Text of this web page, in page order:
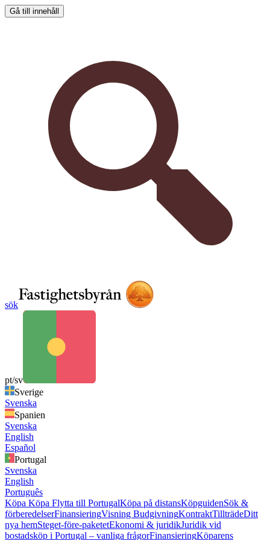
Gå till innehåll
sök
pt/sv
Sverige
Svenska
Spanien
Svenska
English
Español
Portugal
Svenska
English
Português
Köpa Köpa Flytta till PortugalKöpa på distansKöpguidenSök &
förberedelserFinansieringVisning BudgivningKontraktTillträdeDitt
nya hemSteget-före-paketetEkonomi & juridikJuridik vid
bostadsköp i Portugal – vanliga frågorFinansieringKöparens